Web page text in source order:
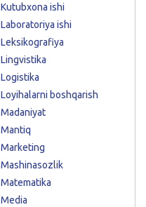
Kutubxona ishi
Laboratoriya ishi
Leksikografiya
Lingvistika
Logistika
Loyihalarni boshqarish
Madaniyat
Mantiq
Marketing
Mashinasozlik
Matematika
Media